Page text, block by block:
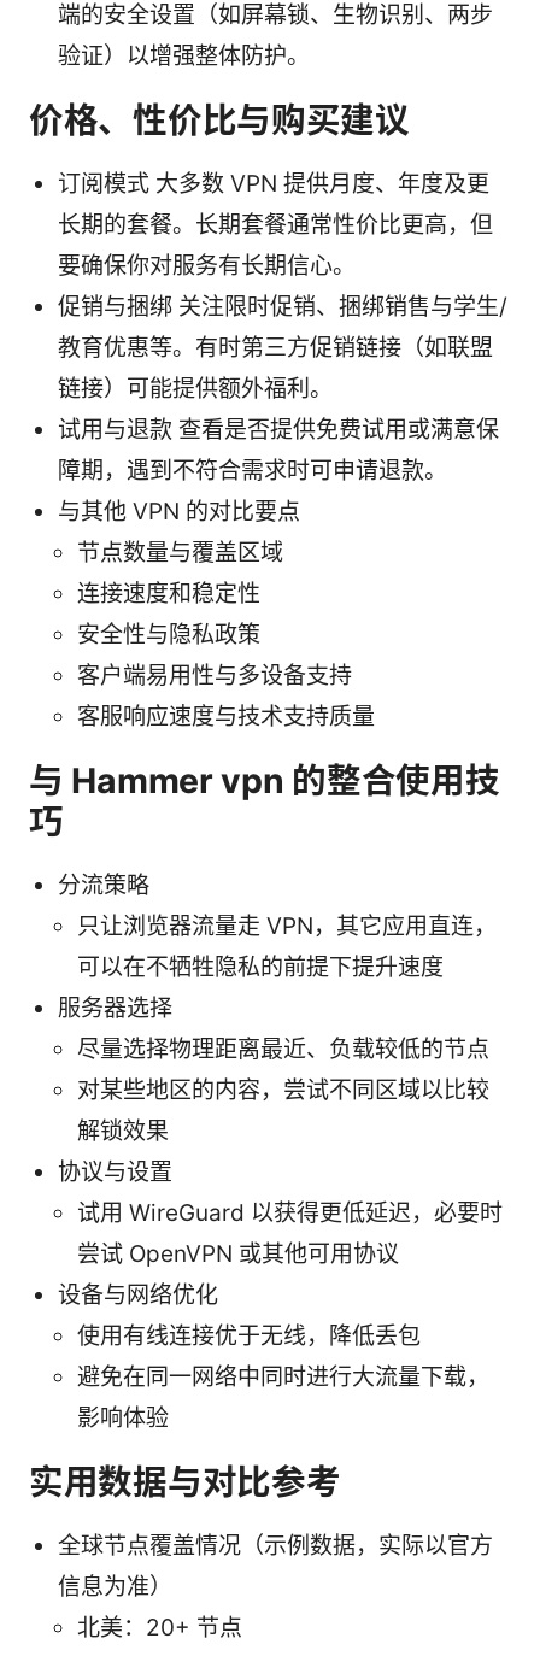
端的安全设置（如屏幕锁、生物识别、两步
验证）以增强整体防护。
价格、性价比与购买建议
订阅模式 大多数 VPN 提供月度、年度及更
长期的套餐。长期套餐通常性价比更高，但
要确保你对服务有长期信心。
促销与捆绑 关注限时促销、捆绑销售与学生/
教育优惠等。有时第三方促销链接（如联盟
链接）可能提供额外福利。
试用与退款 查看是否提供免费试用或满意保
障期，遇到不符合需求时可申请退款。
与其他 VPN 的对比要点
节点数量与覆盖区域
连接速度和稳定性
安全性与隐私政策
客户端易用性与多设备支持
客服响应速度与技术支持质量
与 Hammer vpn 的整合使用技
巧
分流策略
只让浏览器流量走 VPN，其它应用直连，
可以在不牺牲隐私的前提下提升速度
服务器选择
尽量选择物理距离最近、负载较低的节点
对某些地区的内容，尝试不同区域以比较
解锁效果
协议与设置
试用 WireGuard 以获得更低延迟，必要时
尝试 OpenVPN 或其他可用协议
设备与网络优化
使用有线连接优于无线，降低丢包
避免在同一网络中同时进行大流量下载，
影响体验
实用数据与对比参考
全球节点覆盖情况（示例数据，实际以官方
信息为准）
北美：20+ 节点